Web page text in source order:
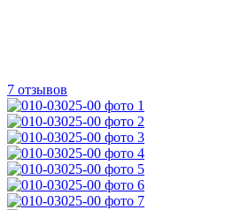
7 отзывов